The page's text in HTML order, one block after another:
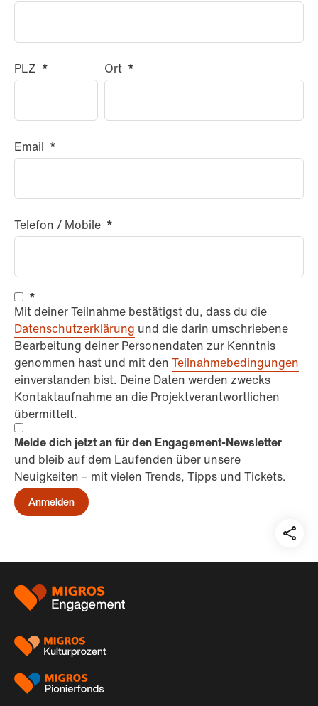
PLZ * Ort *
Email *
Telefon / Mobile *
*
Mit deiner Teilnahme bestätigst du, dass du die
Datenschutzerklärung und die darin umschriebene
Bearbeitung deiner Personendaten zur Kenntnis
genommen hast und mit den Teilnahmebedingungen
einverstanden bist. Deine Daten werden zwecks
Kontaktaufnahme an die Projektverantwortlichen
übermittelt.
Melde dich jetzt an für den Engagement-Newsletter
und bleib auf dem Laufenden über unsere
Neuigkeiten – mit vielen Trends, Tipps und Tickets.
Anmelden
auf:
Footer